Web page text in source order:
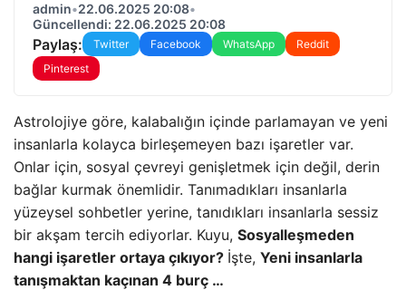
admin•22.06.2025 20:08•
Güncellendi: 22.06.2025 20:08
Paylaş: Twitter Facebook WhatsApp
Reddit
Pinterest
Astrolojiye göre, kalabalığın içinde parlamayan ve yeni
insanlarla kolayca birleşemeyen bazı işaretler var.
Onlar için, sosyal çevreyi genişletmek için değil, derin
bağlar kurmak önemlidir. Tanımadıkları insanlarla
yüzeysel sohbetler yerine, tanıdıkları insanlarla sessiz
bir akşam tercih ediyorlar. Kuyu, Sosyalleşmeden
hangi işaretler ortaya çıkıyor? İşte, Yeni insanlarla
tanışmaktan kaçınan 4 burç …